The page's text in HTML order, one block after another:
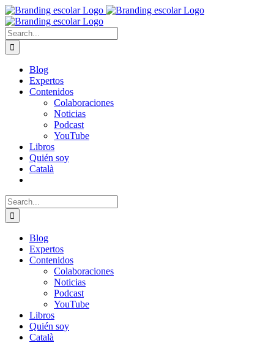
Skip
to
content
Search
for:
Blog
Expertos
Contenidos
Colaboraciones
Noticias
Podcast
YouTube
Libros
Quién soy
Català
Search
for:
Blog
Expertos
Contenidos
Colaboraciones
Noticias
Podcast
YouTube
Libros
Quién soy
Català